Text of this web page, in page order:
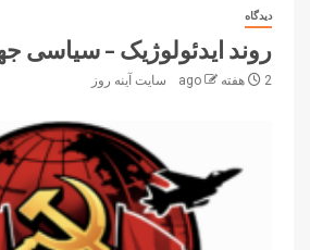
دیدگاه
روند ایدئولوژیک – سیاسی
2 هفته ago سایت آینه‌ روز